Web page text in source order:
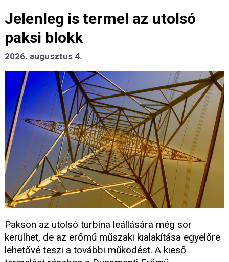
Jelenleg is termel az utolsó
paksi blokk
2026. augusztus 4.
Pakson az utolsó turbina leállására még sor
kerülhet, de az erőmű műszaki kialakítása egyelőre
lehetővé teszi a további működést. A kieső